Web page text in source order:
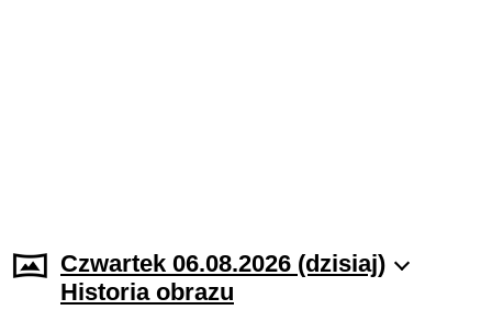
Czwartek 06.08.2026 (dzisiaj)
Historia obrazu